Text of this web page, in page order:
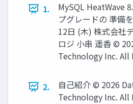
1.
MySQL HeatWave
プグレードの 準備
12日 (木) 株式会社
ロジ 小串 遥香 ©
Technology Inc. All
2.
自己紹介 © 2026
Technology Inc. All